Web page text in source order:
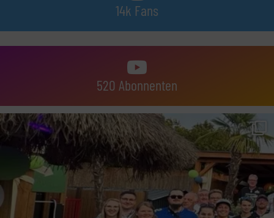
14k Fans
520 Abonnenten